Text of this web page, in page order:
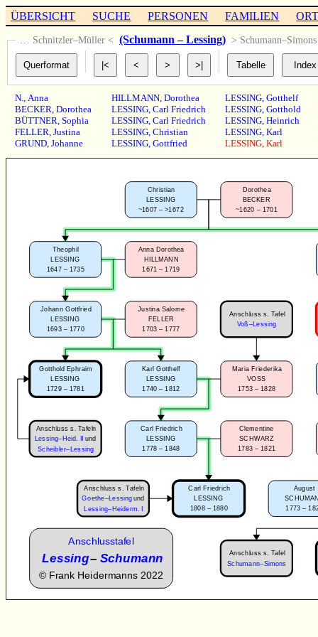
ÜBERSICHT SUCHE PERSONEN FAMILIEN
… Schnitzler–Müller < (Schumann – Lessing) >
N.,Anna
BECKER,Dorothea
BÜTTNER,Sophia
FELLER,Justina
GRUND,Johanne
HILLMANN, Dorothea
LESSING, Carl Friedrich
LESSING, Carl Friedrich
LESSING, Christian
LESSING, Gottfried
LESSING, Gotthelf
LESSING, Gotthold
LESSING, Heinrich
LESSING, Karl
LESSING, Karl
Carl Friedrich
LESSING
1808 – 1880
Carl Friedrich
LESSING
1778 – 1848
Clementine
SCHWARZ
1783 – 1821
Karl Gotthelf
LESSING
1740 – 1812
Maria Friederika
VOSS
1753 – 1828
Johann Gottfried
LESSING
1693 – 1770
Justina Salome
FELLER
1703 – 1777
Gotthold Ephraim
LESSING
1729 – 1781
Anschluss s. Tafel
Voß–Lessing
Anschluss s. Tafeln
Goethe–Lessingund
Lessing–Heiderm. I
Theophil
LESSING
1647 – 1735
Anna Dorothea
HILLMANN
1671 – 1719
Christian
LESSING
~1607 – >1672
Dorothea
BECKER
~1620 – 1701
August
1773 –
Anschlusstafel
Lessing– Schumann
© Frank Heidermanns 2022
Anschluss s. Tafeln
Lessing–Heid. II und
Scheibler–Lessing
Anschluss s. Tafel
Schumann–Simons